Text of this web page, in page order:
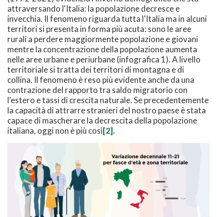
attraversando l'Italia: la popolazione decresce e
invecchia. Il fenomeno riguarda tutta l'Italia ma in alcuni
territori si presenta in forma più acuta: sono le aree
rurali a perdere maggiormente popolazione e giovani
mentre la concentrazione della popolazione aumenta
nelle aree urbane e periurbane (infografica 1). A livello
territoriale si tratta dei territori di montagna e di
collina. Il fenomeno è reso più evidente anche da una
contrazione del rapporto tra saldo migratorio con
l'estero e tassi di crescita naturale. Se precedentemente
la capacità di attrarre stranieri del nostro paese è stata
capace di mascherare la decrescita della popolazione
italiana, oggi non è più così[2].